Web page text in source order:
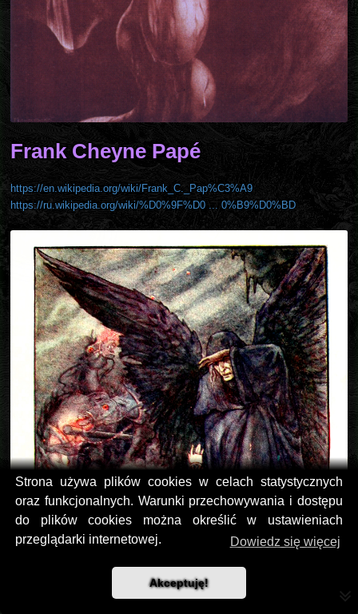
Strona używa plików cookies w celach statystycznych
oraz funkcjonalnych. Warunki przechowywania i dostępu
do plików cookies można określić w ustawieniach
przeglądarki internetowej.
Dowiedz się więcej
Akceptuję!
Frank Cheyne Papé
https://en.wikipedia.org/wiki/Frank_C._Pap%C3%A9
https://ru.wikipedia.org/wiki/%D0%9F%D0 ... 0%B9%D0%BD